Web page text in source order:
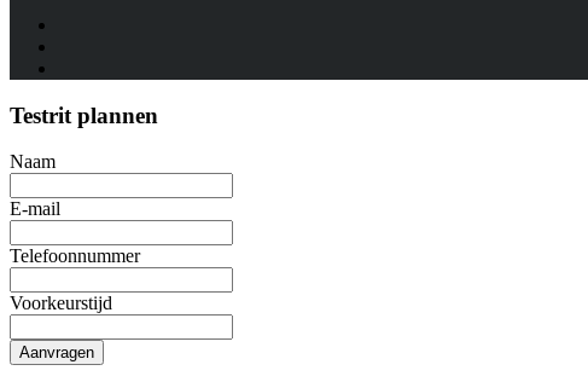
Testrit plannen
Naam
E-mail
Telefoonnummer
Voorkeurstijd
Aanvragen